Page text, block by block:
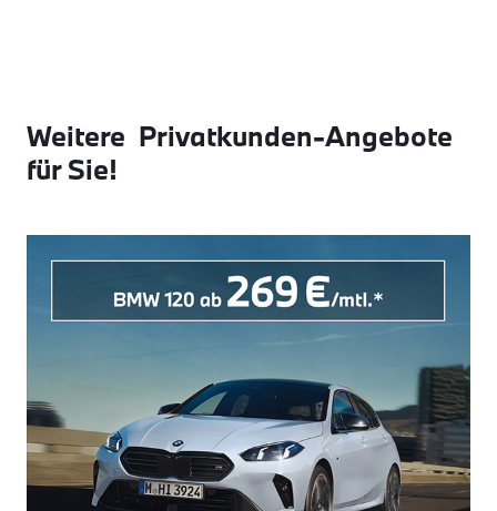
Weitere Privatkunden-Angebote
für Sie!